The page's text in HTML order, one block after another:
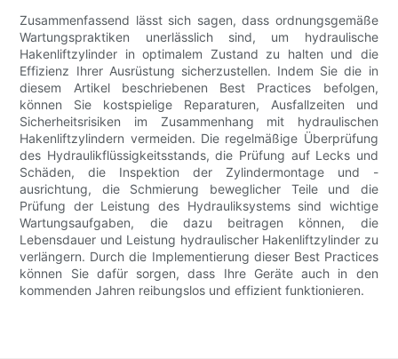
Zusammenfassend lässt sich sagen, dass ordnungsgemäße
Wartungspraktiken unerlässlich sind, um hydraulische
Hakenliftzylinder in optimalem Zustand zu halten und die
Effizienz Ihrer Ausrüstung sicherzustellen. Indem Sie die in
diesem Artikel beschriebenen Best Practices befolgen,
können Sie kostspielige Reparaturen, Ausfallzeiten und
Sicherheitsrisiken im Zusammenhang mit hydraulischen
Hakenliftzylindern vermeiden. Die regelmäßige Überprüfung
des Hydraulikflüssigkeitsstands, die Prüfung auf Lecks und
Schäden, die Inspektion der Zylindermontage und -
ausrichtung, die Schmierung beweglicher Teile und die
Prüfung der Leistung des Hydrauliksystems sind wichtige
Wartungsaufgaben, die dazu beitragen können, die
Lebensdauer und Leistung hydraulischer Hakenliftzylinder zu
verlängern. Durch die Implementierung dieser Best Practices
können Sie dafür sorgen, dass Ihre Geräte auch in den
kommenden Jahren reibungslos und effizient funktionieren.